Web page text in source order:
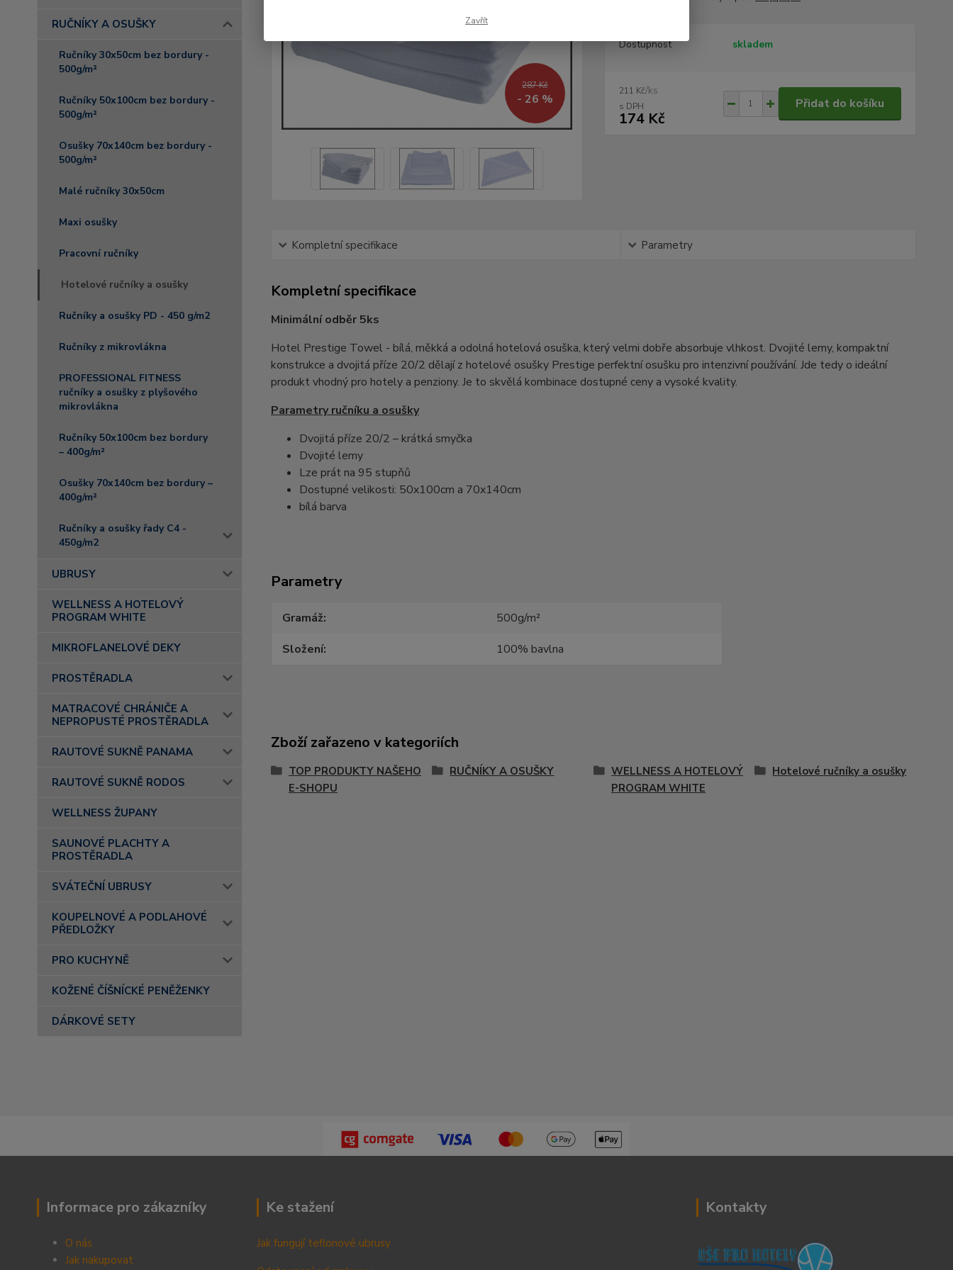
RUČNÍKY A OSUŠKY
Ručníky 30x50cm bez bordury -
500g/m²
Ručníky 50x100cm bez bordury -
500g/m²
Osušky 70x140cm bez bordury -
500g/m²
Malé ručníky 30x50cm
Maxi osušky
Pracovní ručníky
Hotelové ručníky a osušky
Ručníky a osušky PD - 450 g/m2
Ručníky z mikrovlákna
PROFESSIONAL FITNESS
ručníky a osušky z plyšového
mikrovlákna
Ručníky 50x100cm bez bordury
– 400g/m²
Osušky 70x140cm bez bordury –
400g/m²
Ručníky a osušky řady C4 -
450g/m2
UBRUSY
WELLNESS A HOTELOVÝ
PROGRAM WHITE
MIKROFLANELOVÉ DEKY
PROSTĚRADLA
MATRACOVÉ CHRÁNIČE A
NEPROPUSTÉ PROSTĚRADLA
RAUTOVÉ SUKNĚ PANAMA
RAUTOVÉ SUKNĚ RODOS
WELLNESS ŽUPANY
SAUNOVÉ PLACHTY A
PROSTĚRADLA
SVÁTEČNÍ UBRUSY
KOUPELNOVÉ A PODLAHOVÉ
PŘEDLOŽKY
PRO KUCHYNĚ
KOŽENÉ ČÍŠNÍCKÉ PENĚŽENKY
DÁRKOVÉ SETY
287 Kč
- 26 %
Dostupnost skladem
211 Kč/ks
174 Kč
Přidat do košíku
Kompletní specifikace Parametry
Kompletní specifikace
Minimální odběr 5ks
Hotel Prestige Towel - bílá, měkká a odolná hotelová osuška, který velmi dobře absorbuje vlhkost. Dvojité lemy, kompaktní
konstrukce a dvojitá příze 20/2 dělají z hotelové osušky Prestige perfektní osušku pro intenzivní používání. Jde tedy o ideální
produkt vhodný pro hotely a penziony. Je to skvělá kombinace dostupné ceny a vysoké kvality.
Parametry ručníku a osušky
Dvojitá příze 20/2 – krátká smyčka
Dvojité lemy
Lze prát na 95 stupňů
Dostupné velikosti: 50x100cm a 70x140cm
bílá barva
Parametry
Gramáž
500g/m²
Složení
100% bavlna
Zboží zařazeno v kategoriích
TOP PRODUKTY NAŠEHO
E-SHOPU
RUČNÍKY A OSUŠKY
WELLNESS A HOTELOVÝ
PROGRAM WHITE
Hotelové ručníky a osušky
Informace pro zákazníky
O nás
Jak nakupovat
Ke stažení
Jak fungují teflonové ubrusy
Kontakty
Zavřít